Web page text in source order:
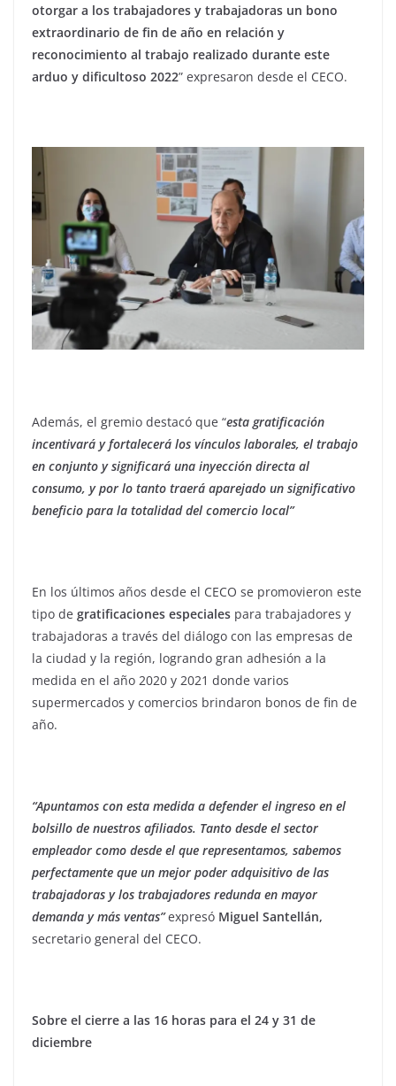
otorgar a los trabajadores y trabajadoras un bono
extraordinario de fin de año en relación y
reconocimiento al trabajo realizado durante este
arduo y dificultoso 2022” expresaron desde el CECO.
Además, el gremio destacó que “esta gratificación
incentivará y fortalecerá los vínculos laborales, el trabajo
en conjunto y significará una inyección directa al
consumo, y por lo tanto traerá aparejado un significativo
beneficio para la totalidad del comercio local”
En los últimos años desde el CECO se promovieron este
tipo de gratificaciones especiales para trabajadores y
trabajadoras a través del diálogo con las empresas de
la ciudad y la región, logrando gran adhesión a la
medida en el año 2020 y 2021 donde varios
supermercados y comercios brindaron bonos de fin de
año.
“Apuntamos con esta medida a defender el ingreso en el
bolsillo de nuestros afiliados. Tanto desde el sector
empleador como desde el que representamos, sabemos
perfectamente que un mejor poder adquisitivo de las
trabajadoras y los trabajadores redunda en mayor
demanda y más ventas” expresó Miguel Santellán,
secretario general del CECO.
Sobre el cierre a las 16 horas para el 24 y 31 de
diciembre